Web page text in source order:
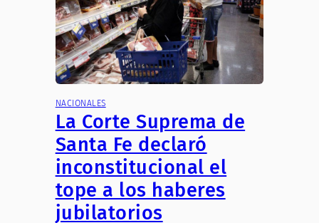
NACIONALES
La Corte Suprema de
Santa Fe declaró
inconstitucional el
tope a los haberes
jubilatorios